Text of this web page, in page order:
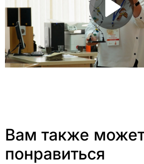
Вам также
понравиться